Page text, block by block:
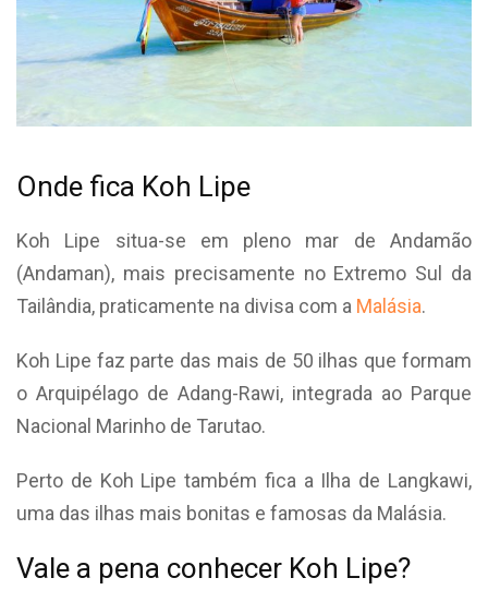
Onde fica Koh Lipe
Koh Lipe situa-se em pleno mar de Andamão
(Andaman), mais precisamente no Extremo Sul da
Tailândia, praticamente na divisa com a Malásia.
Koh Lipe faz parte das mais de 50 ilhas que formam
o Arquipélago de Adang-Rawi, integrada ao Parque
Nacional Marinho de Tarutao.
Perto de Koh Lipe também fica a Ilha de Langkawi,
uma das ilhas mais bonitas e famosas da Malásia.
Vale a pena conhecer Koh Lipe?